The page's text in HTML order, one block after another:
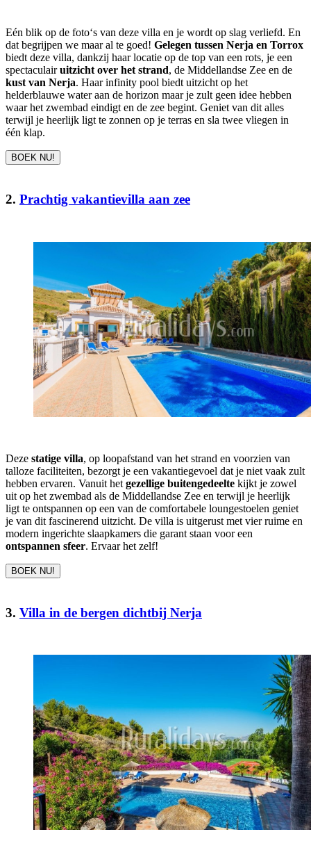
Eén blik op de foto‘s van deze villa en je wordt op slag verliefd. En
dat begrijpen we maar al te goed! Gelegen tussen Nerja en Torrox
biedt deze villa, dankzij haar locatie op de top van een rots, je een
spectaculairuitzicht over het strand, de Middellandse Zee en de
kust van Nerja. Haar infinity pool biedt uitzicht op het
helderblauwe water aan de horizon maar je zult geen idee hebben
waar het zwembad eindigt en de zee begint. Geniet van dit alles
terwijl je heerlijk ligt te zonnen op je terras en sla twee vliegen in
één klap.
BOEK NU!
2. Prachtig vakantievilla aan zee
Deze statige villa, op loopafstand van het strand en voorzien van
talloze faciliteiten, bezorgt je een vakantiegevoel dat je niet vaak zult
hebben ervaren. Vanuit het gezellige buitengedeelte kijkt je zowel
uit op het zwembad als de Middellandse Zee en terwijl je heerlijk
ligt te ontspannen op een van de comfortabele loungestoelen geniet
je van dit fascinerend uitzicht. De villa is uitgerust met vier ruime en
modern ingerichte slaapkamers die garant staan voor een
ontspannen sfeer. Ervaar het zelf!
BOEK NU!
3. Villa in de bergen dichtbij Nerja